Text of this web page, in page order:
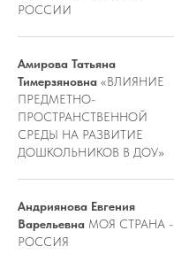
РОССИИ
Амирова Татьяна
Тимерзяновна «ВЛИЯНИЕ
ПРЕДМЕТНО-
ПРОСТРАНСТВЕННОЙ
СРЕДЫ НА РАЗВИТИЕ
ДОШКОЛЬНИКОВ В ДОУ»
Андриянова Евгения
Варельевна МОЯ СТРАНА -
РОССИЯ